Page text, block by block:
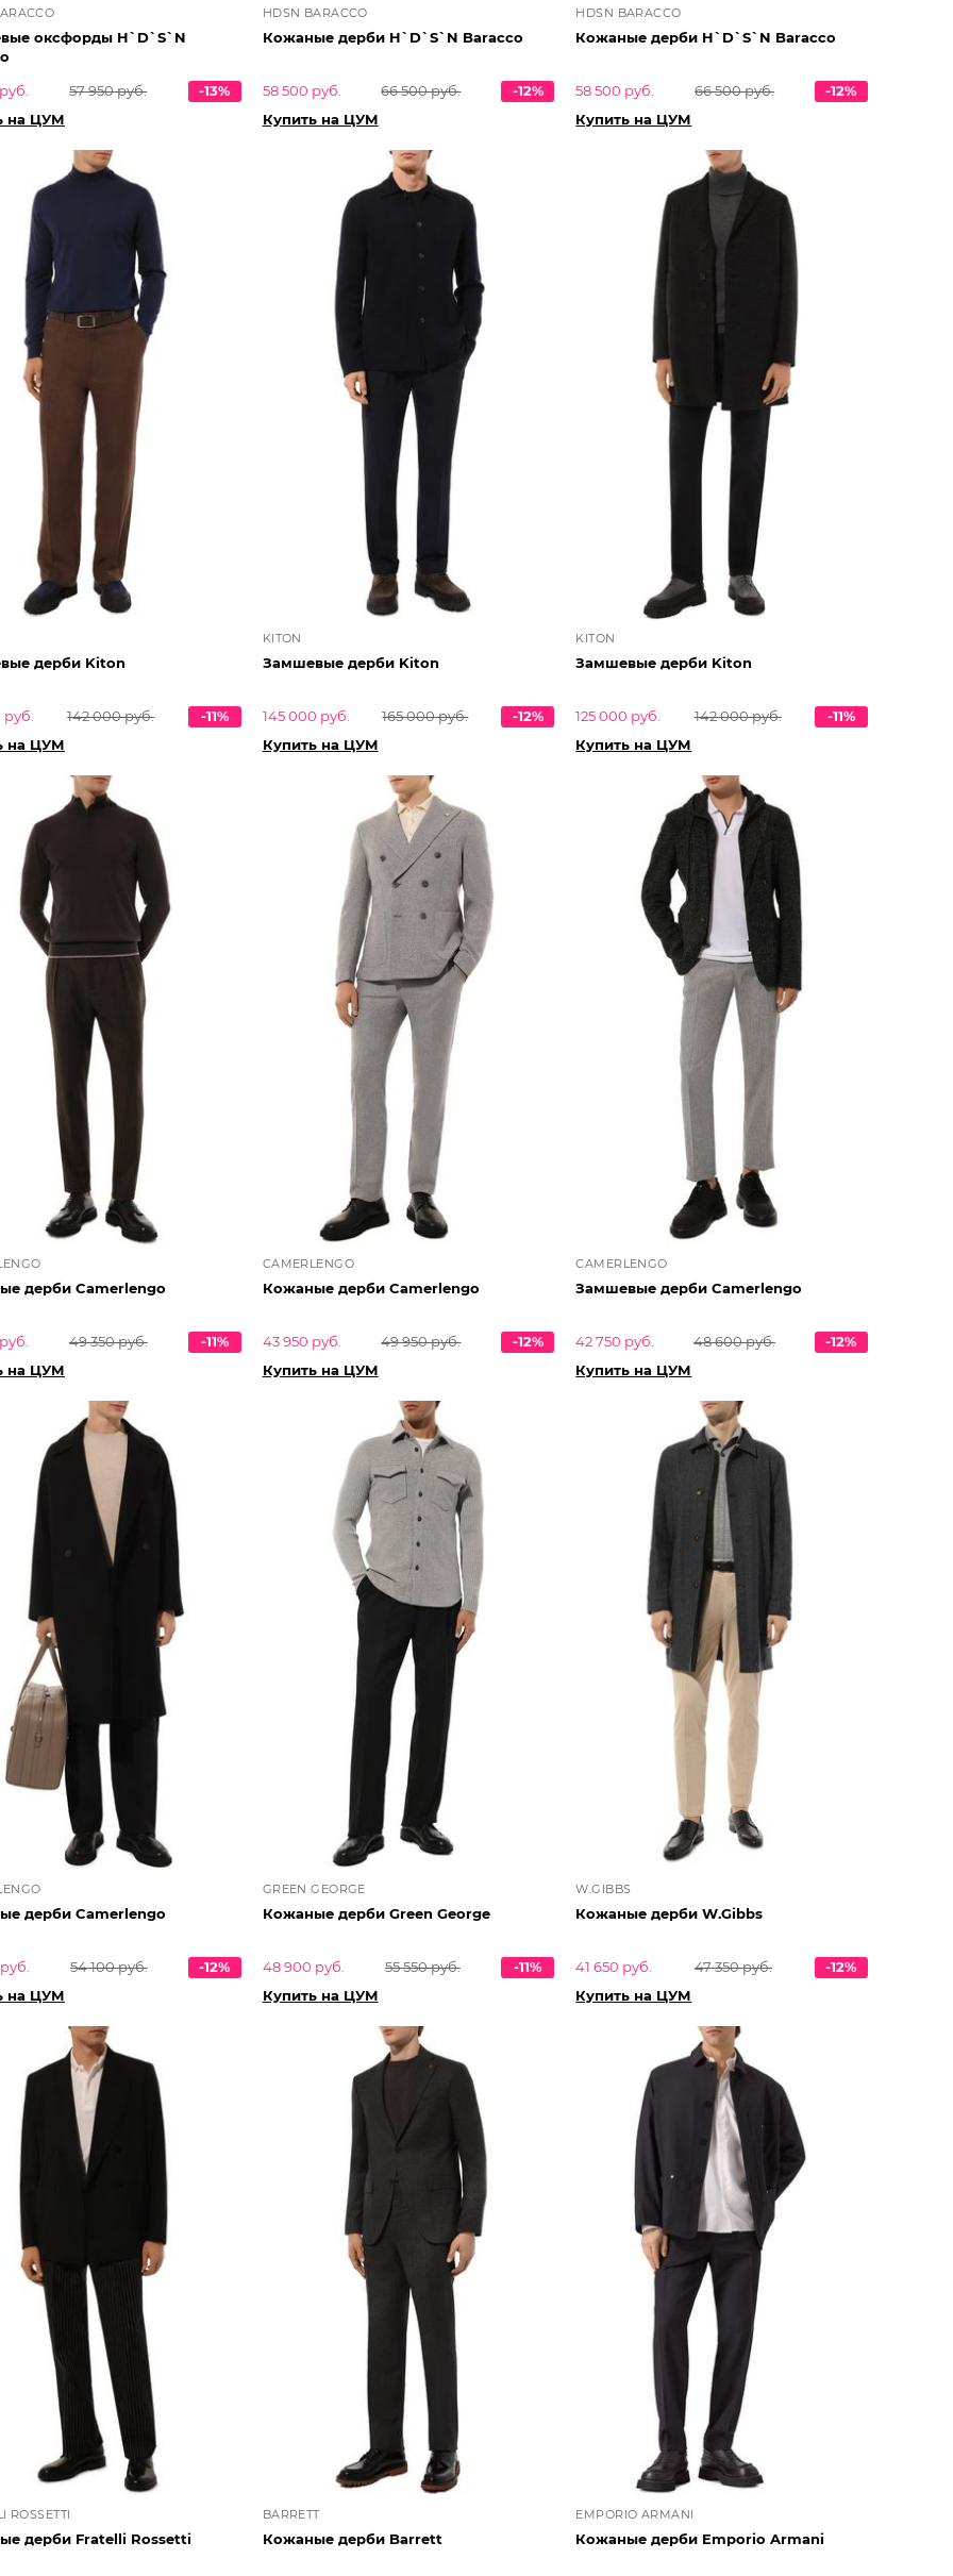
оксфорды H`D`S`N
57 950 руб.
-13%
на ЦУМ
HDSN BARACCO
Кожаные дерби H`D`S`N Baracco
58 500 руб. 66 500 руб.
-12%
Купить на ЦУМ
HDSN BARACCO
Кожаные дерби H`D`S`N Baracco
58 500 руб. 66 500 руб.
-12%
Купить на ЦУМ
дерби Kiton
142 000 руб.
-11%
на ЦУМ
KITON
Замшевые дерби Kiton
145 000 руб. 165 000 руб.
-12%
Купить на ЦУМ
KITON
Замшевые дерби Kiton
125 000 руб. 142 000 руб.
-11%
Купить на ЦУМ
дерби Camerlengo
49 350 руб.
-11%
на ЦУМ
CAMERLENGO
Кожаные дерби Camerlengo
43 950 руб. 49 950 руб.
-12%
Купить на ЦУМ
CAMERLENGO
Замшевые дерби Camerlengo
42 750 руб. 48 600 руб.
-12%
Купить на ЦУМ
дерби Camerlengo
54 100 руб.
-12%
на ЦУМ
GREEN GEORGE
Кожаные дерби Green George
48 900 руб. 55 550 руб.
-11%
Купить на ЦУМ
W.GIBBS
Кожаные дерби W.Gibbs
41 650 руб. 47 350 руб.
-12%
Купить на ЦУМ
ROSSETTI
дерби Fratelli Rossetti
BARRETT
Кожаные дерби Barrett
EMPORIO ARMANI
Кожаные дерби Emporio Armani